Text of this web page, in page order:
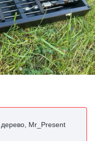
Mr_Present